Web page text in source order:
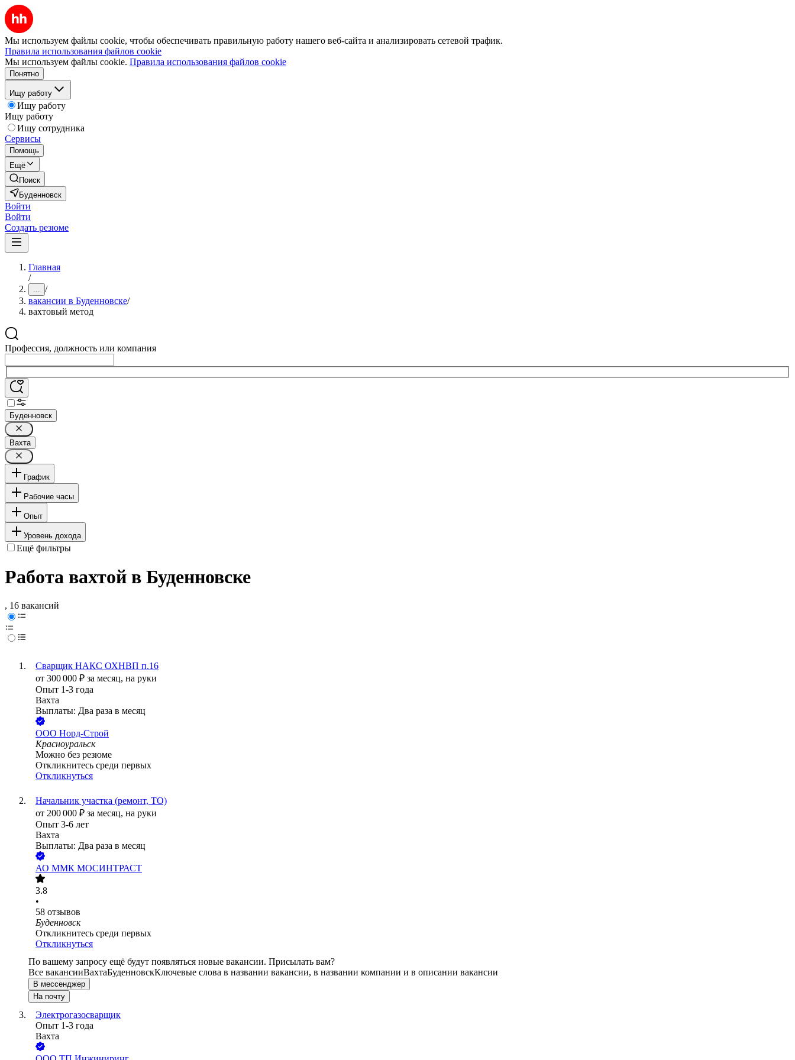
Мы используем файлы cookie, чтобы обеспечивать правильную работу нашего веб-сайта и анализировать сетевой трафик.
Правила использования файлов cookie
Мы используем файлы cookie. Правила использования файлов cookie
Понятно
Ищу работу
Ищу работу
Ищу работу
Ищу сотрудника
Сервисы
Помощь
Ещё
Поиск
Буденновск
Войти
Войти
Создать резюме
Главная
/
... /
вакансии в Буденновске/
вахтовый метод
Профессия, должность или компания
Буденновск
Вахта
График
Рабочие часы
Опыт
Уровень дохода
Ещё фильтры
Работа вахтой в Буденновске
, 16 вакансий
Сварщик НАКС ОХНВП п.16
от 300 000 ₽ за месяц, на руки
Опыт 1-3 года
Вахта
Выплаты: Два раза в месяц
ООО Норд-Строй
Красноуральск
Можно без резюме
Откликнитесь среди первых
Откликнуться
Начальник участка (ремонт, ТО)
от 200 000 ₽ за месяц, на руки
Опыт 3-6 лет
Вахта
Выплаты: Два раза в месяц
АО ММК МОСИНТРАСТ
3.8
•
58 отзывов
Буденновск
Откликнитесь среди первых
Откликнуться
По вашему запросу ещё будут появляться новые вакансии. Присылать вам?
Все вакансииВахтаБуденновскКлючевые слова в названии вакансии, в названии компании и в описании вакансии
В мессенджер
На почту
Электрогазосварщик
Опыт 1-3 года
Вахта